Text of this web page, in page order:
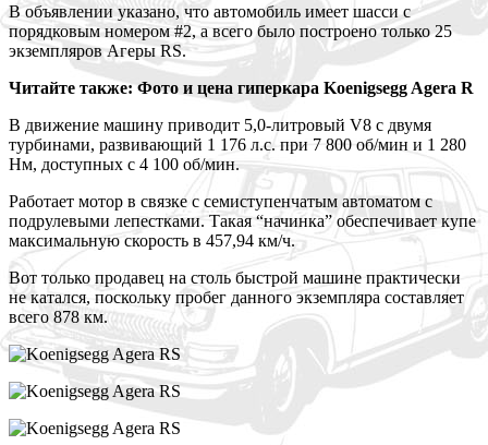
В объявлении указано, что автомобиль имеет шасси с
порядковым номером #2, а всего было построено только 25
экземпляров Агеры RS.
Читайте также: Фото и цена гиперкара Koenigsegg Agera R
В движение машину приводит 5,0-литровый V8 с двумя
турбинами, развивающий 1 176 л.с. при 7 800 об/мин и 1 280
Нм, доступных с 4 100 об/мин.
Работает мотор в связке с семиступенчатым автоматом с
подрулевыми лепестками. Такая “начинка” обеспечивает купе
максимальную скорость в 457,94 км/ч.
Вот только продавец на столь быстрой машине практически
не катался, поскольку пробег данного экземпляра составляет
всего 878 км.